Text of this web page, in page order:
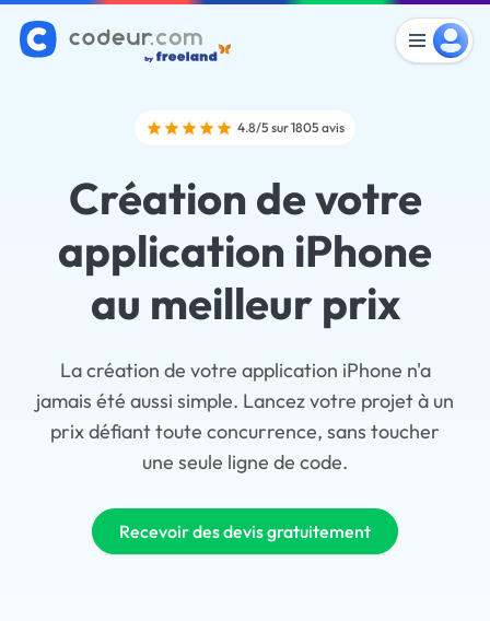
4.8/5 sur 1805 avis
Création de votre
application iPhone
au meilleur prix
La création de votre application iPhone n'a
jamais été aussi simple. Lancez votre projet à un
prix défiant toute concurrence, sans toucher
une seule ligne de code.
Recevoir des devis gratuitement